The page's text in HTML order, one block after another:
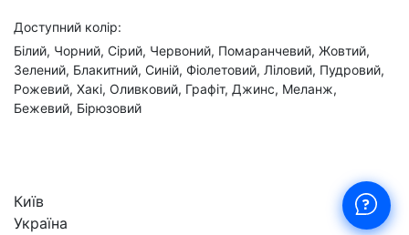
Доступний колір:
Білий, Чорний, Сірий, Червоний, Помаранчевий, Жовтий,
Зелений, Блакитний, Синій, Фіолетовий, Ліловий, Пудровий,
Рожевий, Хакі, Оливковий, Графіт, Джинс, Меланж,
Бежевий, Бірюзовий
Київ
Україна